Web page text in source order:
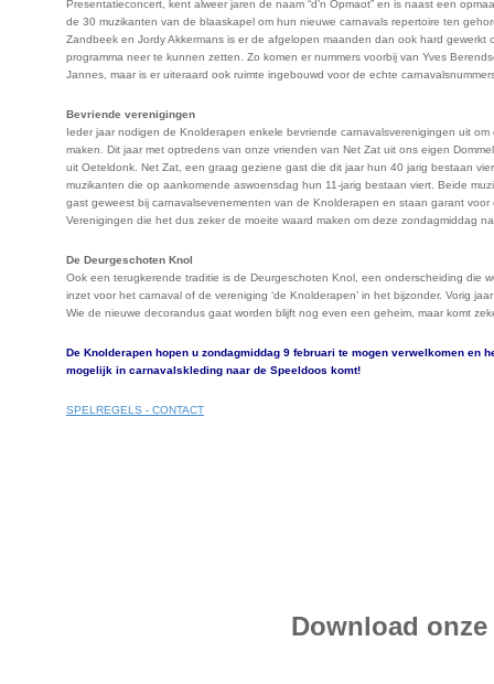
Presentatieconcert, kent alweer jaren de naam “d’n Opmaot” en is naast een
de 30 muzikanten van de blaaskapel om hun nieuwe carnavals repertoire ten
Zandbeek en Jordy Akkermans is er de afgelopen maanden dan ook hard gewerkt
programma neer te kunnen zetten. Zo komen er nummers voorbij van Yves
Jannes, maar is er uiteraard ook ruimte ingebouwd voor de echte
Bevriende verenigingen
Ieder jaar nodigen de Knolderapen enkele bevriende carnavalsverenigingen uit om
maken. Dit jaar met optredens van onze vrienden van Net Zat uit ons eigen
uit Oeteldonk. Net Zat, een graag geziene gast die dit jaar hun 40 jarig bestaan
muzikanten die op aankomende aswoensdag hun 11-jarig bestaan viert. Beide
gast geweest bij carnavalsevenementen van de Knolderapen en staan garant
Verenigingen die het dus zeker de moeite waard maken om deze zondagmiddag
De Deurgeschoten Knol
Ook een terugkerende traditie is de Deurgeschoten Knol, een onderscheiding die
inzet voor het carnaval of de vereniging ‘de Knolderapen’ in het bijzonder. Vorig
Wie de nieuwe decorandus gaat worden blijft nog even een geheim, maar komt
De Knolderapen hopen u zondagmiddag 9 februari te mogen verwelkomen en
mogelijk in carnavalskleding naar de Speeldoos komt!
SPELREGELS - CONTACT
Download